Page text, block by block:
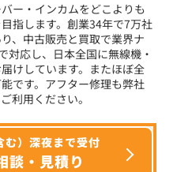
ー・インカムをどこよりも
指します。創業34年で7万社
、中古販売と買取で業界ナ
対応し、日本全国に無線機・
けしています。またほぼ全
です。アフター修理も弊社
利用ください。
）深夜まで受付
談・見積り